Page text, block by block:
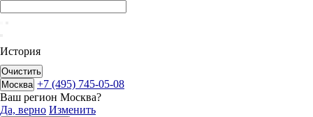
История
Очистить
Москва +7 (495) 745-05-08
Ваш регион Москва?
Да, верно Изменить